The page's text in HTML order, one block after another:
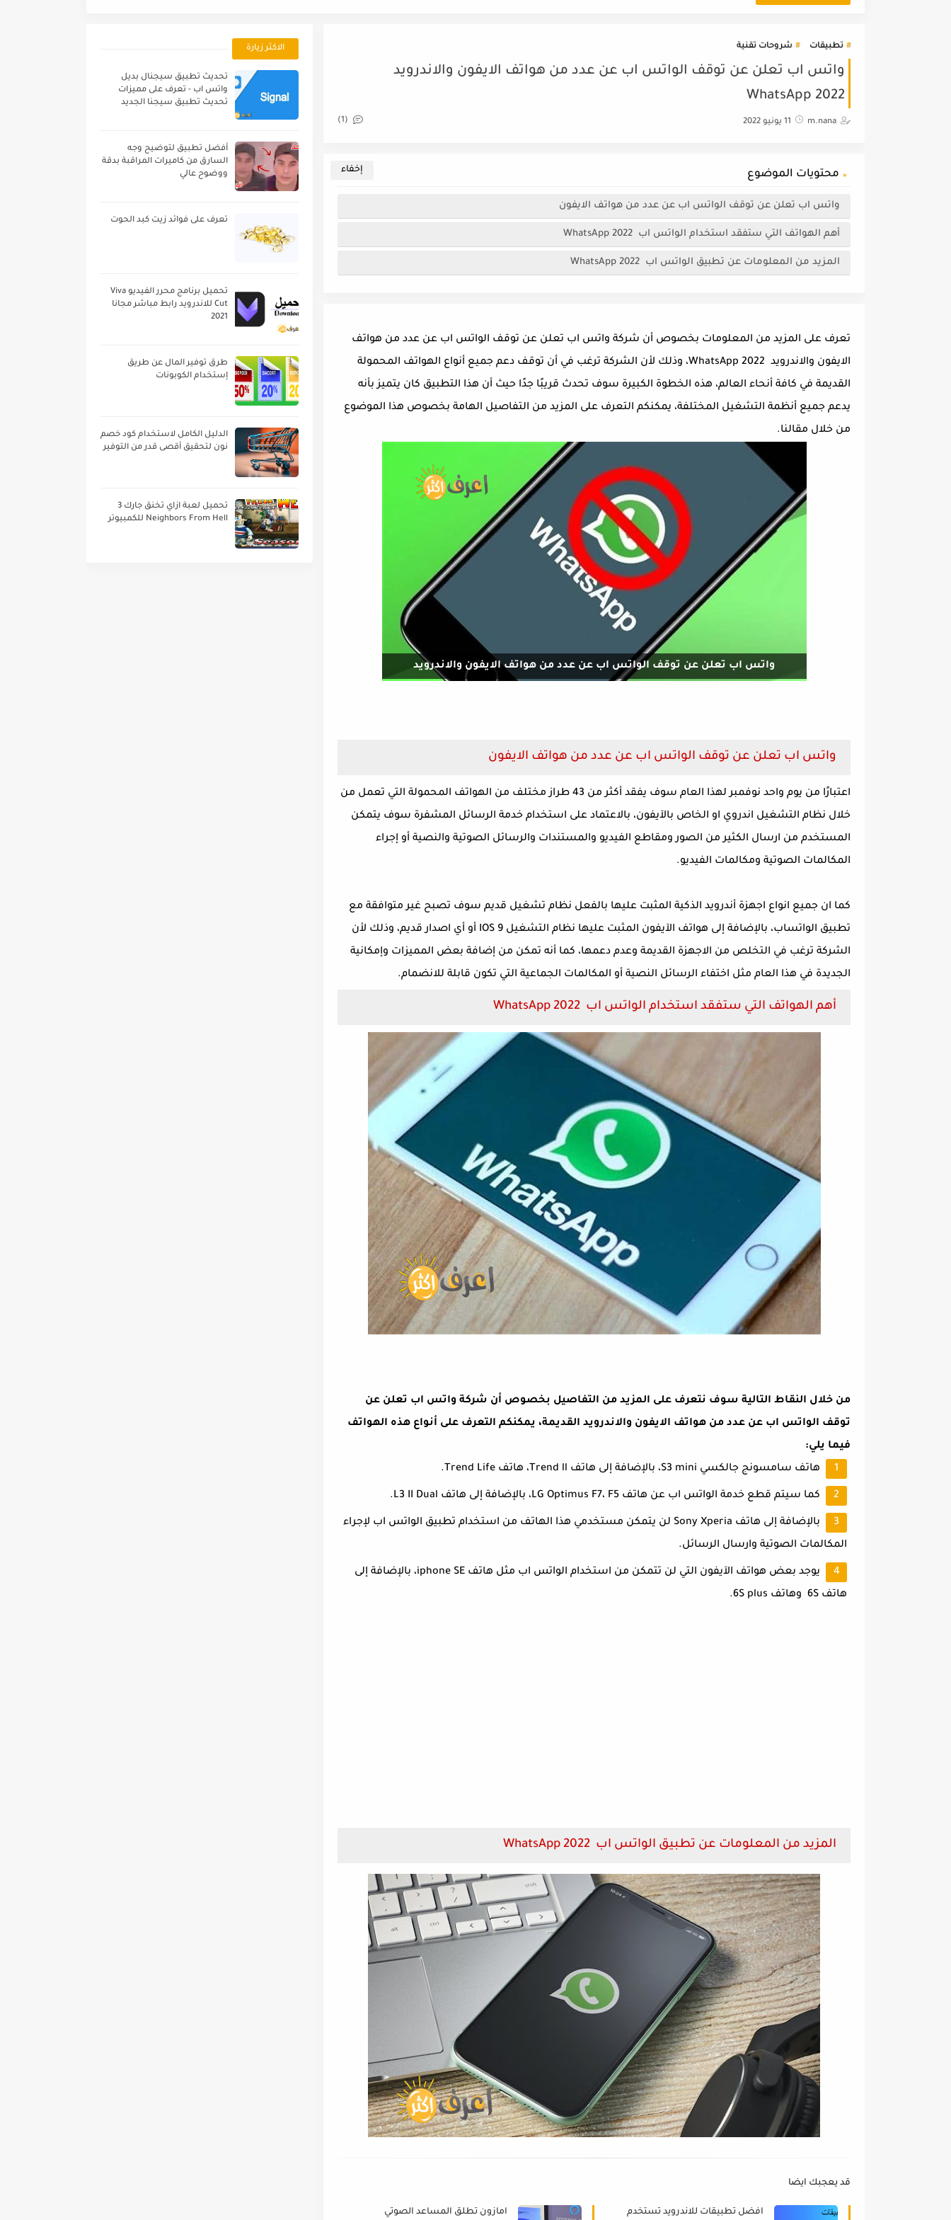
تطبيقات شروحات تقنية
واتس اب تعلن عن توقف الواتس اب عن عدد من هواتف الايفون والاندرويد
WhatsApp 2022
m.nana 11 يونيو 2022 (1)
محتويات الموضوع
واتس اب تعلن عن توقف الواتس اب عن عدد من هواتف الايفون
أهم الهواتف التي ستفقد استخدام الواتس اب WhatsApp 2022
المزيد من المعلومات عن تطبيق الواتس اب WhatsApp 2022
تعرف على المزيد من المعلومات بخصوص أن شركة واتس اب تعلن عن توقف الواتس اب عن عدد من هواتف
الايفون والاندرويد WhatsApp 2022، وذلك لأن الشركة ترغب في أن توقف دعم جميع أنواع الهواتف المحمولة
القديمة في كافة أنحاء العالم، هذه الخطوة الكبيرة سوف تحدث قريبًا جدًا حيث أن هذا التطبيق كان يتميز بأنه
يدعم جميع أنظمة التشغيل المختلفة، يمكنكم التعرف على المزيد من التفاصيل الهامة بخصوص هذا الموضوع
من خلال مقالنا.
واتس اب تعلن عن توقف الواتس اب عن عدد من هواتف الايفون والاندرويد
واتس اب تعلن عن توقف الواتس اب عن عدد من هواتف الايفون
اعتبارًا من يوم واحد نوفمبر لهذا العام سوف يفقد أكثر من 43 طراز مختلف من الهواتف المحمولة التي تعمل من
خلال نظام التشغيل اندروي او الخاص بالآيفون، بالاعتماد على استخدام خدمة الرسائل المشفرة سوف يتمكن
المستخدم من ارسال الكثير من الصور ومقاطع الفيديو والمستندات والرسائل الصوتية والنصية أو إجراء
المكالمات الصوتية ومكالمات الفيديو.
كما ان جميع انواع اجهزة أندرويد الذكية المثبت عليها بالفعل نظام تشغيل قديم سوف تصبح غير متوافقة مع
تطبيق الواتساب، بالإضافة إلى هواتف الآيفون المثبت عليها نظام التشغيل IOS 9 أو أي اصدار قديم، وذلك لأن
الشركة ترغب في التخلص من الاجهزة القديمة وعدم دعمها، كما أنه تمكن من إضافة بعض المميزات وإمكانية
الجديدة في هذا العام مثل اختفاء الرسائل النصية أو المكالمات الجماعية التي تكون قابلة للانضمام.
أهم الهواتف التي ستفقد استخدام الواتس اب WhatsApp 2022
من خلال النقاط التالية سوف نتعرف على المزيد من التفاصيل بخصوص أن شركة واتس اب تعلن عن
توقف الواتس اب عن عدد من هواتف الايفون والاندرويد القديمة، يمكنكم التعرف على أنواع هذه الهواتف
فيما يلي:
هاتف سامسونج جالكسي S3 mini، بالإضافة إلى هاتف Trend ll، هاتف Trend Life.
كما سيتم قطع خدمة الواتس اب عن هاتف LG Optimus F7، F5، بالإضافة إلى هاتف L3 II Dual.
بالإضافة إلى هاتف Sony Xperia لن يتمكن مستخدمي هذا الهاتف من استخدام تطبيق الواتس اب لإجراء
المكالمات الصوتية وارسال الرسائل.
يوجد بعض هواتف الآيفون التي لن تتمكن من استخدام الواتس اب مثل هاتف iphone SE، بالإضافة إلى
هاتف 6S وهاتف 6S plus.
المزيد من المعلومات عن تطبيق الواتس اب WhatsApp 2022
قد يعجبك ايضا
افضل تطبيقات للاندرويد تستخدم امازون تطلق المساعد الصوتي
الاكثر زيارة
تحديث تطبيق سيجنال بديل
واتس اب - تعرف على مميزات
تحديث تطبيق سيجنا الجديد
أفضل تطبيق لتوضيح وجه
السارق من كاميرات المراقبة بدقة
ووضوح عالي
تعرف على فوائد زيت كبد الحوت
تحميل برنامج محرر الفيديو Viva
Cut للاندرويد رابط مباشر مجانا
2021
طرق توفير المال عن طريق
إستخدام الكوبونات
الدليل الكامل لاستخدام كود خصم
نون لتحقيق أقصى قدر من التوفير
تحميل لعبة ازاي تخنق جارك 3
Neighbors From Hell للكمبيوتر